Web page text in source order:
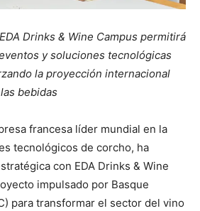
Drinks & Wine Campus permitirá
y soluciones tecnológicas
la proyección internacional
bebidas
francesa líder mundial en la
tecnológicos de corcho, ha
con EDA Drinks & Wine
impulsado por Basque
para transformar el sector del vino